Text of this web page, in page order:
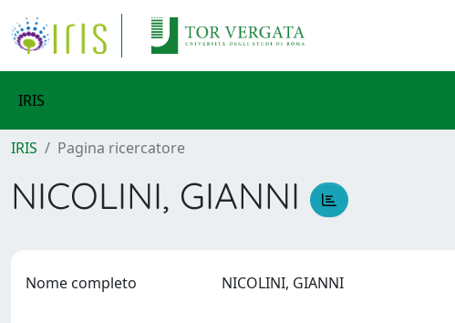
IRIS
IRIS Pagina ricercatore
NICOLINI, GIANNI
Nome completo NICOLINI, GIANNI